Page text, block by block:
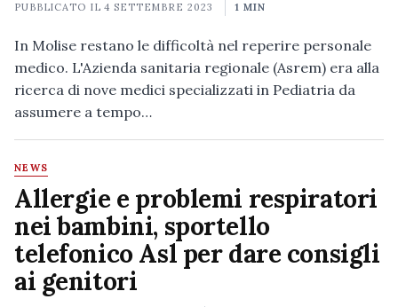
PUBBLICATO IL4 SETTEMBRE 2023 1 MIN
In Molise restano le difficoltà nel reperire personale
medico. L'Azienda sanitaria regionale (Asrem) era alla
ricerca di nove medici specializzati in Pediatria da
assumere a tempo…
NEWS
Allergie e problemi respiratori
nei bambini, sportello
telefonico Asl per dare consigli
ai genitori